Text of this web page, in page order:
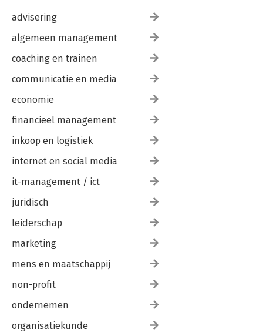
advisering
algemeen management
coaching en trainen
communicatie en media
economie
financieel management
inkoop en logistiek
internet en social media
it-management / ict
juridisch
leiderschap
marketing
mens en maatschappij
non-profit
ondernemen
organisatiekunde